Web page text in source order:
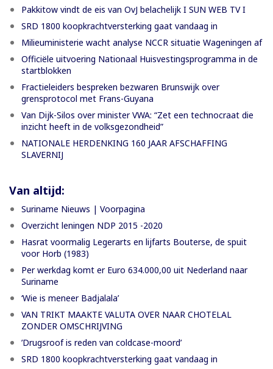
Pakkitow vindt de eis van OvJ belachelijk I SUN WEB TV I
SRD 1800 koopkrachtversterking gaat vandaag in
Milieuministerie wacht analyse NCCR situatie Wageningen af
Officiële uitvoering Nationaal Huisvestingsprogramma in de
startblokken
Fractieleiders bespreken bezwaren Brunswijk over
grensprotocol met Frans-Guyana
Van Dijk-Silos over minister VWA: “Zet een technocraat die
inzicht heeft in de volksgezondheid”
NATIONALE HERDENKING 160 JAAR AFSCHAFFING
SLAVERNIJ
Van altijd:
Suriname Nieuws | Voorpagina
Overzicht leningen NDP 2015 -2020
Hasrat voormalig Legerarts en lijfarts Bouterse, de spuit
voor Horb (1983)
Per werkdag komt er Euro 634.000,00 uit Nederland naar
Suriname
‘Wie is meneer Badjalala’
VAN TRIKT MAAKTE VALUTA OVER NAAR CHOTELAL
ZONDER OMSCHRIJVING
’Drugsroof is reden van coldcase-moord’
SRD 1800 koopkrachtversterking gaat vandaag in